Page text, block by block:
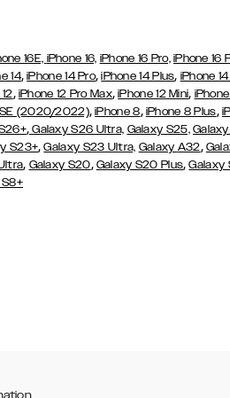
16E, iPhone 16, iPhone 16 Pro, iPhone 16
14,iPhone 14 Pro,iPhone 14 Plus, iPhone
, iPhone 12 Pro Max,iPhone 12 Mini, iPhone
SE (2020/2022),iPhone 8, iPhone 8 Plus,
,Galaxy S26 Ultra, Galaxy S25,
S23+,Galaxy S23 Ultra, Galaxy A32,
, Galaxy S20, Galaxy S20 Plus,Galaxy